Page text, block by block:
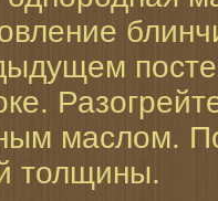
посте
маслом.
толщины.